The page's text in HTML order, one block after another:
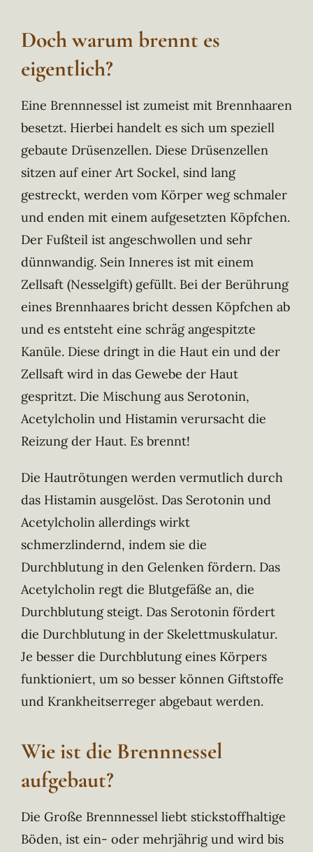
Doch warum brennt es
eigentlich?
Eine Brennnessel ist zumeist mit Brennhaaren
besetzt. Hierbei handelt es sich um speziell
gebaute Drüsenzellen. Diese Drüsenzellen
sitzen auf einer Art Sockel, sind lang
gestreckt, werden vom Körper weg schmaler
und enden mit einem aufgesetzten Köpfchen.
Der Fußteil ist angeschwollen und sehr
dünnwandig. Sein Inneres ist mit einem
Zellsaft (Nesselgift) gefüllt. Bei der Berührung
eines Brennhaares bricht dessen Köpfchen ab
und es entsteht eine schräg angespitzte
Kanüle. Diese dringt in die Haut ein und der
Zellsaft wird in das Gewebe der Haut
gespritzt. Die Mischung aus Serotonin,
Acetylcholin und Histamin verursacht die
Reizung der Haut. Es brennt!
Die Hautrötungen werden vermutlich durch
das Histamin ausgelöst. Das Serotonin und
Acetylcholin allerdings wirkt
schmerzlindernd, indem sie die
Durchblutung in den Gelenken fördern. Das
Acetylcholin regt die Blutgefäße an, die
Durchblutung steigt. Das Serotonin fördert
die Durchblutung in der Skelettmuskulatur.
Je besser die Durchblutung eines Körpers
funktioniert, um so besser können Giftstoffe
und Krankheitserreger abgebaut werden.
Wie ist die Brennnessel
aufgebaut?
Die Große Brennnessel liebt stickstoffhaltige
Böden, ist ein- oder mehrjährig und wird bis